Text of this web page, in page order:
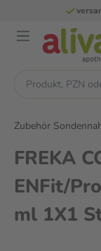
Zubehör
FREKA
ENFit/
ml 1X1